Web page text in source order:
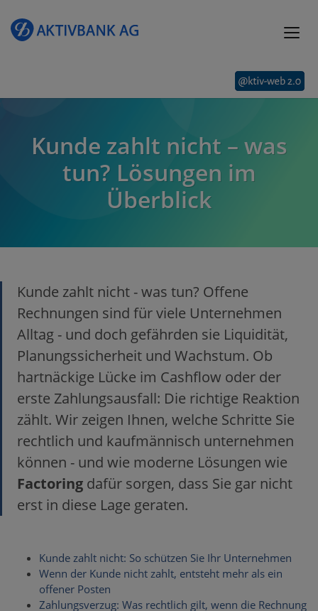
Kunde zahlt nicht – was
tun? Lösungen im
Überblick
Kunde zahlt nicht - was tun? Offene
Rechnungen sind für viele Unternehmen
Alltag - und doch gefährden sie Liquidität,
Planungssicherheit und Wachstum. Ob
hartnäckige Lücke im Cashflow oder der
erste Zahlungsausfall: Die richtige Reaktion
zählt. Wir zeigen Ihnen, welche Schritte Sie
rechtlich und kaufmännisch unternehmen
können - und wie moderne Lösungen wie
Factoring dafür sorgen, dass Sie gar nicht
erst in diese Lage geraten.
Kunde zahlt nicht: So schützen Sie Ihr Unternehmen
Wenn der Kunde nicht zahlt, entsteht mehr als ein
offener Posten
Zahlungsverzug: Was rechtlich gilt, wenn die Rechnung